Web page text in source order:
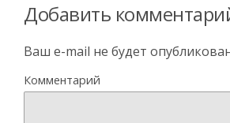
Добавить
Ваш e-mail не будет
Комментарий